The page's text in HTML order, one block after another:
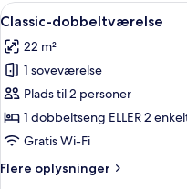
Indlæs
alle
billeder
af
Classic-
dobbeltværelse
5
Classic-dobbeltværelse
22 m²
1 soveværelse
Plads til 2 personer
1 dobbeltseng ELLER 2
Gratis Wi-Fi
Flere oplysninger
Flere